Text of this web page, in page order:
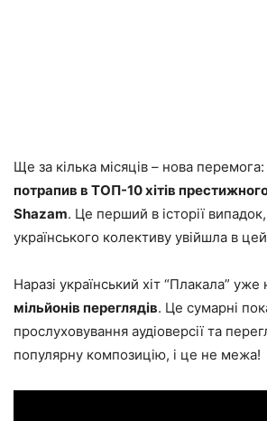
Ще за кілька місяців – нова перемога:
потрапив в ТОП-10 хітів
Shazam. Це перший в історії
українського колективу увійшла в
Наразі український хіт “Плакала” уже
мільйонів переглядів. Це сумарні
прослуховування аудіоверсії та
популярну композицію, і це не межа!